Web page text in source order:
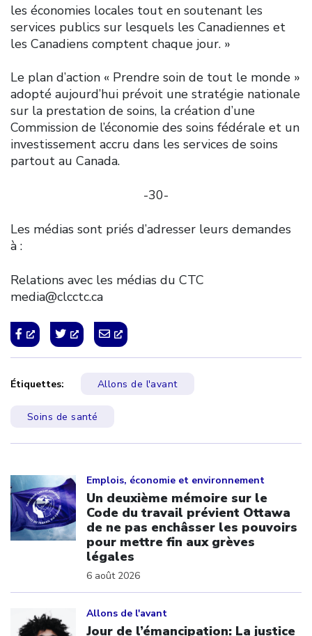
les économies locales tout en soutenant les
services publics sur lesquels les Canadiennes et
les Canadiens comptent chaque jour. »
Le plan d’action « Prendre soin de tout le monde »
adopté aujourd’hui prévoit une stratégie nationale
sur la prestation de soins, la création d’une
Commission de l’économie des soins fédérale et un
investissement accru dans les services de soins
partout au Canada.
-30-
Les médias sont priés d’adresser leurs demandes
à :
Relations avec les médias du CTC
media@clcctc.ca
Étiquettes: Allons de l'avant
Soins de santé
Emplois, économie et environnement
Un deuxième mémoire sur le
Code du travail prévient Ottawa
de ne pas enchâsser les pouvoirs
pour mettre fin aux grèves
légales
6 août 2026
Allons de l'avant
Jour de l’émancipation: La justice